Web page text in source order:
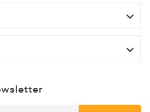

